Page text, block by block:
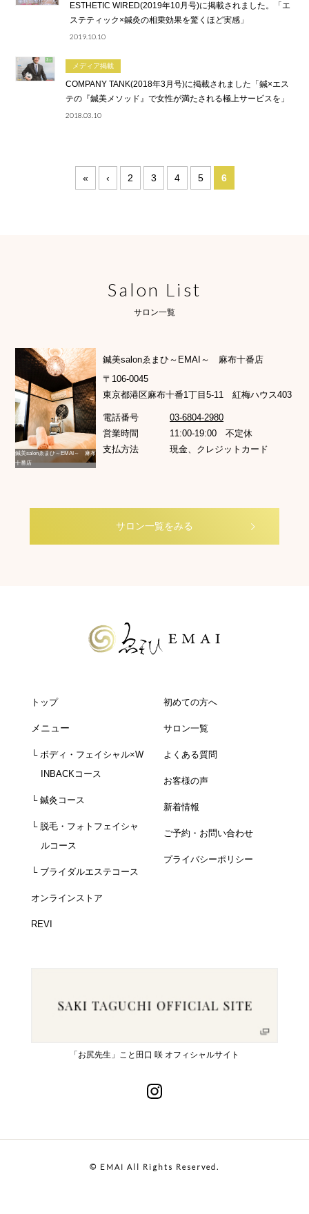
ESTHETIC WIRED(2019年10月号)に掲載されました。「エ
ステティック×鍼灸の相乗効果を驚くほど実感」
2019.10.10
メディア掲載
COMPANY TANK(2018年3月号)に掲載されました「鍼×エス
テの『鍼美メソッド』で女性が満たされる極上サービスを」
2018.03.10
« ‹ 2 3 4 5 6
Salon List
サロン一覧
鍼美salonゑまひ～EMAI～ 麻布
十番店
鍼美salonゑまひ～EMAI～ 麻布十番店
〒106-0045
東京都港区麻布十番1丁目5-11 紅梅ハウス403
電話番号
03-6804-2980
営業時間
11:00-19:00 不定休
支払方法
現金、クレジットカード
サロン一覧をみる
トップ
メニュー
└ ボディ・フェイシャル×W
INBACKコース
└ 鍼灸コース
└ 脱毛・フォトフェイシャ
ルコース
└ ブライダルエステコース
オンラインストア
REVI
初めての方へ
サロン一覧
よくある質問
お客様の声
新着情報
ご予約・お問い合わせ
プライバシーポリシー
「お尻先生」こと田口 咲 オフィシャルサイト
© EMAI All Rights Reserved.